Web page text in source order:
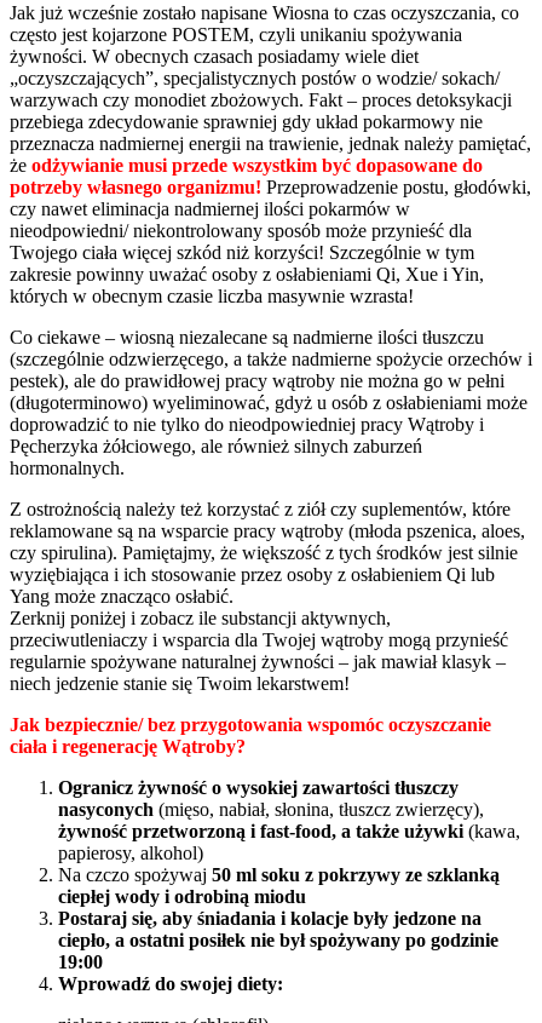
Jak już wcześnie zostało napisane Wiosna to czas oczyszczania, co
często jest kojarzone POSTEM, czyli unikaniu spożywania
żywności. W obecnych czasach posiadamy wiele diet
„oczyszczających”, specjalistycznych postów o wodzie/ sokach/
warzywach czy monodiet zbożowych. Fakt – proces detoksykacji
przebiega zdecydowanie sprawniej gdy układ pokarmowy nie
przeznacza nadmiernej energii na trawienie, jednak należy pamiętać,
że odżywianie musi przede wszystkim być dopasowane do
potrzeby własnego organizmu! Przeprowadzenie postu, głodówki,
czy nawet eliminacja nadmiernej ilości pokarmów w
nieodpowiedni/ niekontrolowany sposób może przynieść dla
Twojego ciała więcej szkód niż korzyści! Szczególnie w tym
zakresie powinny uważać osoby z osłabieniami Qi, Xue i Yin,
których w obecnym czasie liczba masywnie wzrasta!
Co ciekawe – wiosną niezalecane są nadmierne ilości tłuszczu
(szczególnie odzwierzęcego, a także nadmierne spożycie orzechów i
pestek), ale do prawidłowej pracy wątroby nie można go w pełni
(długoterminowo) wyeliminować, gdyż u osób z osłabieniami może
doprowadzić to nie tylko do nieodpowiedniej pracy Wątroby i
Pęcherzyka żółciowego, ale również silnych zaburzeń
hormonalnych.
Z ostrożnością należy też korzystać z ziół czy suplementów, które
reklamowane są na wsparcie pracy wątroby (młoda pszenica, aloes,
czy spirulina). Pamiętajmy, że większość z tych środków jest silnie
wyziębiająca i ich stosowanie przez osoby z osłabieniem Qi lub
Yang może znacząco osłabić.
Zerknij poniżej i zobacz ile substancji aktywnych,
przeciwutleniaczy i wsparcia dla Twojej wątroby mogą przynieść
regularnie spożywane naturalnej żywności – jak mawiał klasyk –
niech jedzenie stanie się Twoim lekarstwem!
Jak bezpiecznie/ bez przygotowania wspomóc oczyszczanie
ciała i regenerację Wątroby?
Ogranicz żywność o wysokiej zawartości tłuszczy
nasyconych (mięso, nabiał, słonina, tłuszcz zwierzęcy),
żywność przetworzoną i fast-food, a także używki (kawa,
papierosy, alkohol)
Na czczo spożywaj 50 ml soku z pokrzywy ze szklanką
ciepłej wody i odrobiną miodu
Postaraj się, aby śniadania i kolacje były jedzone na
ciepło, a ostatni posiłek nie był spożywany po godzinie
19:00
Wprowadź do swojej diety: